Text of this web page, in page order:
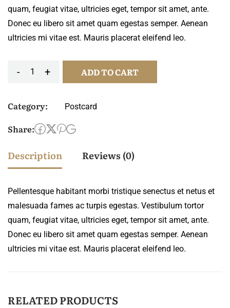
quam, feugiat vitae, ultricies eget, tempor sit amet, ante.
Donec eu libero sit amet quam egestas semper. Aenean
ultricies mi vitae est. Mauris placerat eleifend leo.
-
Klappkarte
quantity
+ ADD TO CART
Category: Postcard
Share:
Description Reviews (0)
Pellentesque habitant morbi tristique senectus et netus et
malesuada fames ac turpis egestas. Vestibulum tortor
quam, feugiat vitae, ultricies eget, tempor sit amet, ante.
Donec eu libero sit amet quam egestas semper. Aenean
ultricies mi vitae est. Mauris placerat eleifend leo.
RELATED PRODUCTS